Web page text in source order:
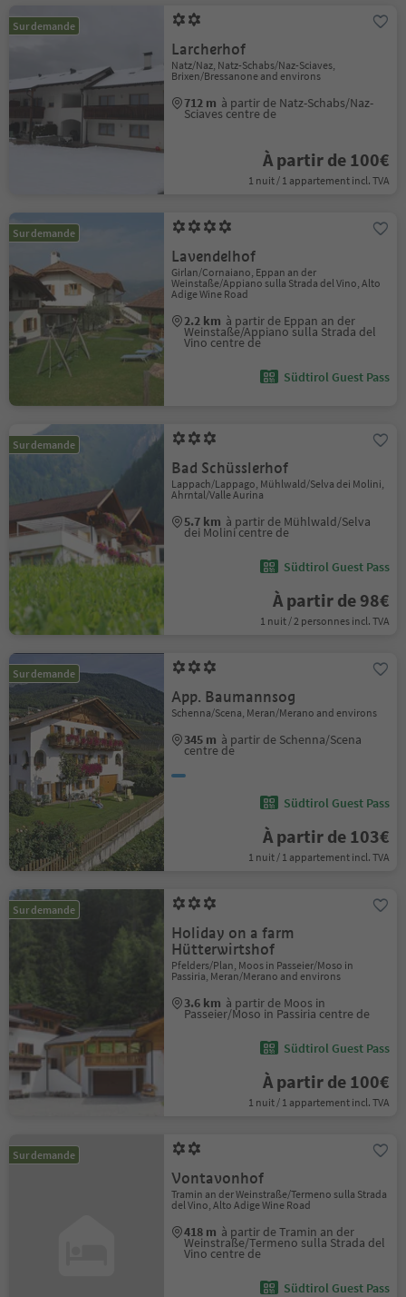
Sur demande
Larcherhof
Natz/Naz, Natz-Schabs/Naz-Sciaves,
Brixen/Bressanone and environs
712 m à partir de Natz-Schabs/Naz-
Sciaves centre de
À partir de 100€
1 nuit / 1 appartement incl. TVA
Sur demande
Lavendelhof
Girlan/Cornaiano, Eppan an der
Weinstaße/Appiano sulla Strada del Vino, Alto
Adige Wine Road
2.2 km à partir de Eppan an der
Weinstaße/Appiano sulla Strada del
Vino centre de
Südtirol Guest Pass
Sur demande
Bad Schüsslerhof
Lappach/Lappago, Mühlwald/Selva dei Molini,
Ahrntal/Valle Aurina
5.7 km à partir de Mühlwald/Selva
dei Molini centre de
Südtirol Guest Pass
À partir de 98€
1 nuit / 2 personnes incl. TVA
Sur demande
App. Baumannsog
Schenna/Scena, Meran/Merano and environs
345 m à partir de Schenna/Scena
centre de
Südtirol Guest Pass
À partir de 103€
1 nuit / 1 appartement incl. TVA
Sur demande
Holiday on a farm
Hütterwirtshof
Pfelders/Plan, Moos in Passeier/Moso in
Passiria, Meran/Merano and environs
3.6 km à partir de Moos in
Passeier/Moso in Passiria centre de
Südtirol Guest Pass
À partir de 100€
1 nuit / 1 appartement incl. TVA
Sur demande
Vontavonhof
Tramin an der Weinstraße/Termeno sulla Strada
del Vino, Alto Adige Wine Road
418 m à partir de Tramin an der
Weinstraße/Termeno sulla Strada del
Vino centre de
Südtirol Guest Pass